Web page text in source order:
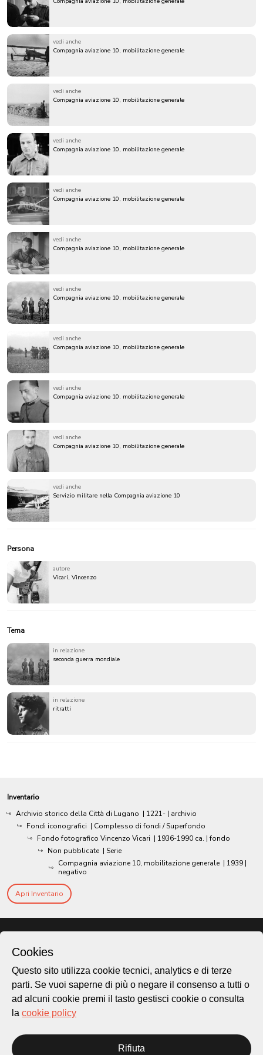
vedi anche
Compagnia aviazione 10, mobilitazione generale
vedi anche
Compagnia aviazione 10, mobilitazione generale
vedi anche
Compagnia aviazione 10, mobilitazione generale
vedi anche
Compagnia aviazione 10, mobilitazione generale
vedi anche
Compagnia aviazione 10, mobilitazione generale
vedi anche
Compagnia aviazione 10, mobilitazione generale
vedi anche
Compagnia aviazione 10, mobilitazione generale
vedi anche
Compagnia aviazione 10, mobilitazione generale
vedi anche
Compagnia aviazione 10, mobilitazione generale
vedi anche
Servizio militare nella Compagnia aviazione 10
Persona
autore
Vicari, Vincenzo
Tema
in relazione
seconda guerra mondiale
in relazione
ritratti
Inventario
Archivio storico della Città di Lugano | 1221- | archivio
Fondi iconografici | Complesso di fondi / Superfondo
Fondo fotografico Vincenzo Vicari | 1936-1990 ca. | fondo
Non pubblicate | Serie
Compagnia aviazione 10, mobilitazione generale | 1939 |
negativo
Apri Inventario
Città di Lugano
Cookies
Questo sito utilizza cookie tecnici, analytics e di terze
parti. Se vuoi saperne di più o negare il consenso a tutti o
ad alcuni cookie premi il tasto gestisci cookie o consulta
la cookie policy
Rifiuta